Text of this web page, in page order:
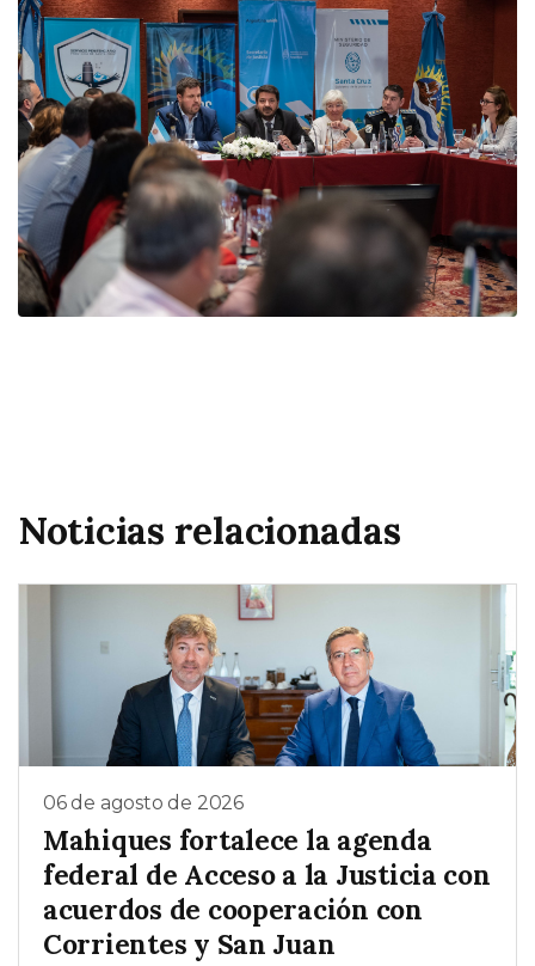
Noticias relacionadas
06 de agosto de 2026
Mahiques fortalece la agenda
federal de Acceso a la Justicia con
acuerdos de cooperación con
Corrientes y San Juan